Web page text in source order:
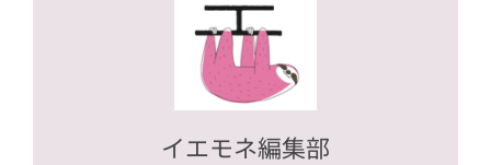
イエモネ編集部